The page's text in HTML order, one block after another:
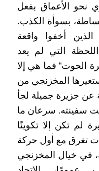
نحو الأعماق بفعل
بسوأة الكذب.
أخفوا واقعة
التي لم يعد
الحوت“ فما هي إلا
المخزنجي من
عن جزيرة جميلة لجأ
سفينته. سرعان ما
لم تكن إلا تكوينًا
تغرق مع أول حركة
في خيال المخزنجي